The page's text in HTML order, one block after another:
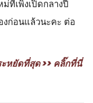
ๆ กัน จะบอกว่า
ะ ราคาไม่เว่อ ไม่รู้
น้ำกับของว่างก็สี่ร้อย
มพันกว่าบาท ในขณะ
ย เสื้อสเวทเชิ้ตไม่